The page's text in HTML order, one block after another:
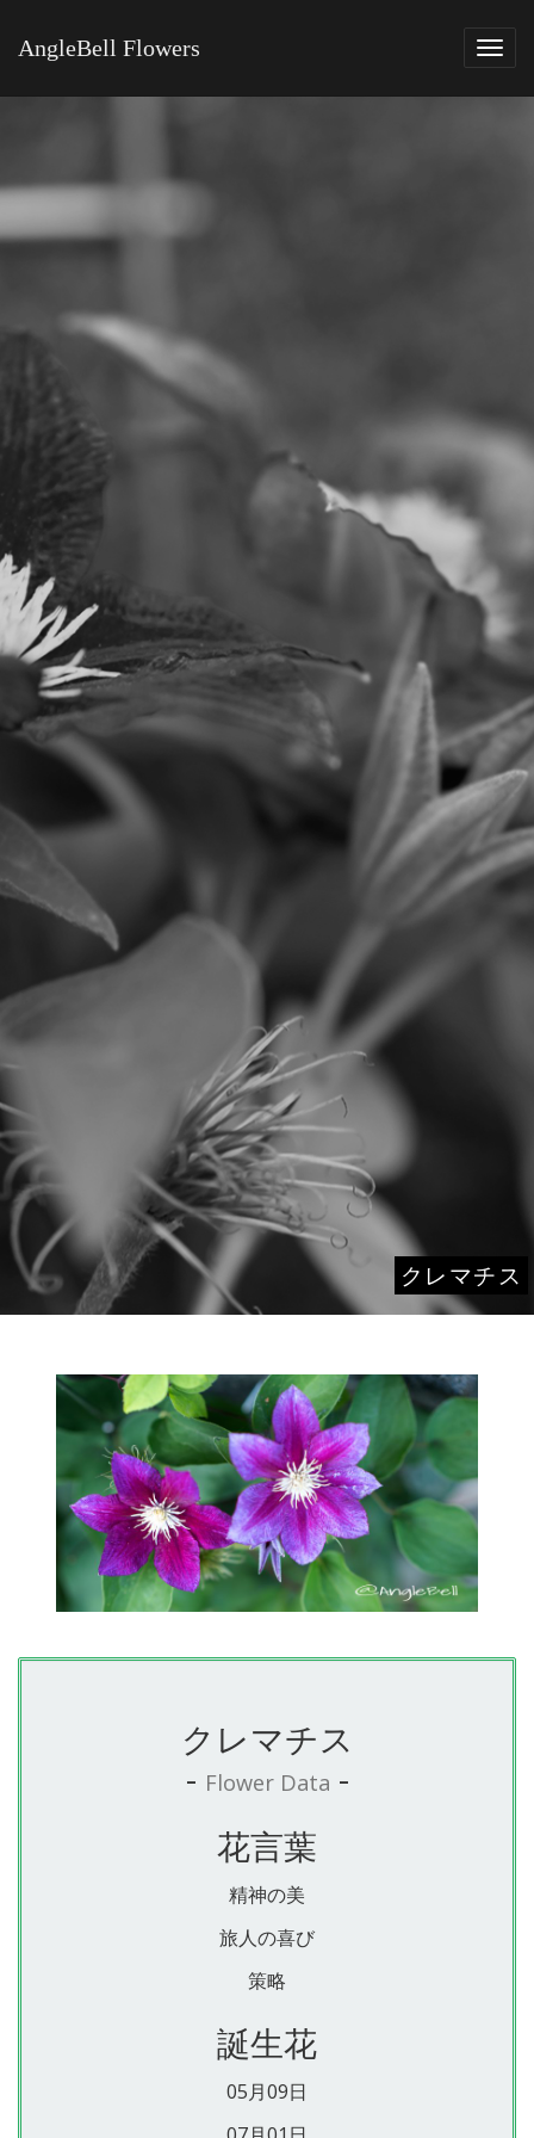
AngleBell Flowers
クレマチス
クレマチス
- Flower Data -
花言葉
精神の美
旅人の喜び
策略
誕生花
05月09日